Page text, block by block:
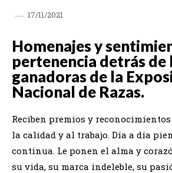
17/11/2021
Homenajes y
pertenencia detrás de
ganadoras de la
Nacional de Razas.
Reciben premios y
la calidad y al trabajo. Día a día
continua. Le ponen el alma y
su vida, su marca indeleble, su